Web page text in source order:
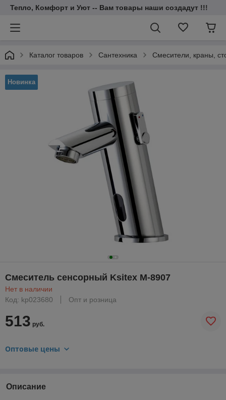
Тепло, Комфорт и Уют -- Вам товары наши создадут !!!
Каталог товаров Cантехника Смесители, краны,
Новинка
Смеситель сенсорный Ksitex М-8907
Нет в наличии
Код: kp023680
Опт и розница
513 руб.
Оптовые цены
Описание